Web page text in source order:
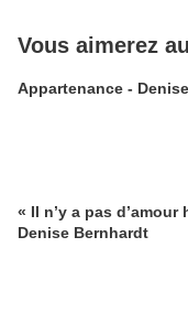
Vous aimerez
Appartenance -
« Il n’y a pas d’amour
Denise Bernhardt